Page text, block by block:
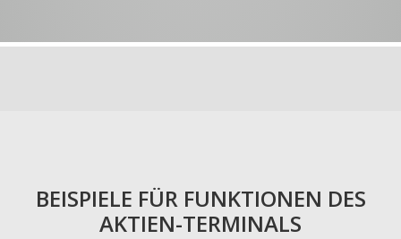
BEISPIELE FÜR FUNKTIONEN DES
AKTIEN-TERMINALS